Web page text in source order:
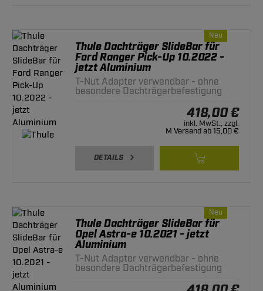
Neu
Thule Dachträger SlideBar für
Ford Ranger Pick-Up 10.2022 -
jetzt Aluminium
T-Nut Adapter verwendbar - ohne
besondere Dachträgerbefestigung
418,00 €
inkl. MwSt., zzgl.
M Versand ab 15,00 €
DETAILS
Neu
Thule Dachträger SlideBar für
Opel Astra-e 10.2021 - jetzt
Aluminium
T-Nut Adapter verwendbar - ohne
besondere Dachträgerbefestigung